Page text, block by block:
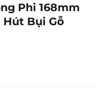
Phi 168mm
Hút Bụi Gỗ